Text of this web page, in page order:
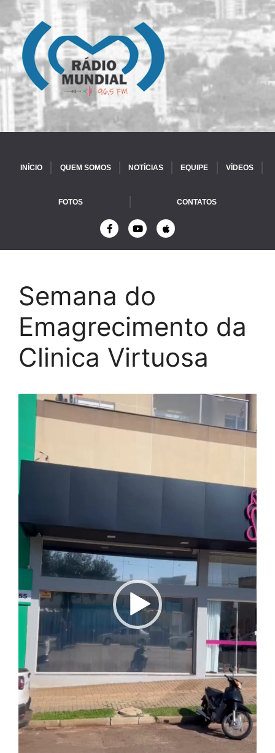
INÍCIO QUEM SOMOS NOTÍCIAS EQUIPE VÍDEOS
FOTOS CONTATOS
Semana do
Emagrecimento da
Clinica Virtuosa
Tocador
vídeo